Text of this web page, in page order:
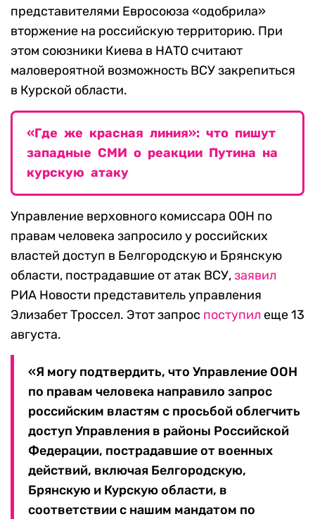
представителями Евросоюза «одобрила»
вторжение на российскую территорию. При
этом союзники Киева в НАТО считают
маловероятной возможность ВСУ закрепиться
в Курской области.
«Где же красная линия»: что пишут
западные СМИ о реакции Путина на
курскую атаку
Управление верховного комиссара ООН по
правам человека запросило у российских
властей доступ в Белгородскую и Брянскую
области, пострадавшие от атак ВСУ,заявил
РИА Новости представитель управления
Элизабет Троссел. Этот запрос поступил еще 13
августа.
«Я могу подтвердить, что Управление ООН
по правам человека направило запрос
российским властям с просьбой облегчить
доступ Управления в районы Российской
Федерации, пострадавшие от военных
действий, включая Белгородскую,
Брянскую и Курскую области, в
соответствии с нашим мандатом по